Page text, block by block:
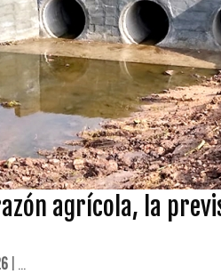
agrícola, la
| ...